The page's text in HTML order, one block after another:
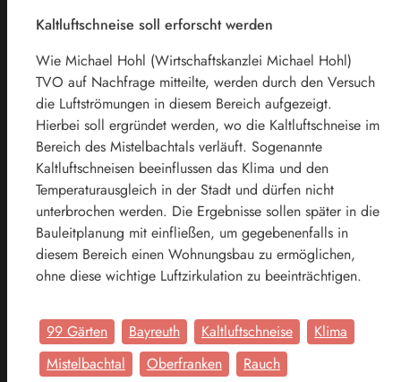
Kaltluftschneise soll erforscht werden
Wie Michael Hohl (Wirtschaftskanzlei Michael Hohl)
TVO auf Nachfrage mitteilte, werden durch den Versuch
die Luftströmungen in diesem Bereich aufgezeigt.
Hierbei soll ergründet werden, wo die Kaltluftschneise im
Bereich des Mistelbachtals verläuft. Sogenannte
Kaltluftschneisen beeinflussen das Klima und den
Temperaturausgleich in der Stadt und dürfen nicht
unterbrochen werden. Die Ergebnisse sollen später in die
Bauleitplanung mit einfließen, um gegebenenfalls in
diesem Bereich einen Wohnungsbau zu ermöglichen,
ohne diese wichtige Luftzirkulation zu beeinträchtigen.
99 Gärten Bayreuth Kaltluftschneise
Klima
Mistelbachtal
Oberfranken
Rauch